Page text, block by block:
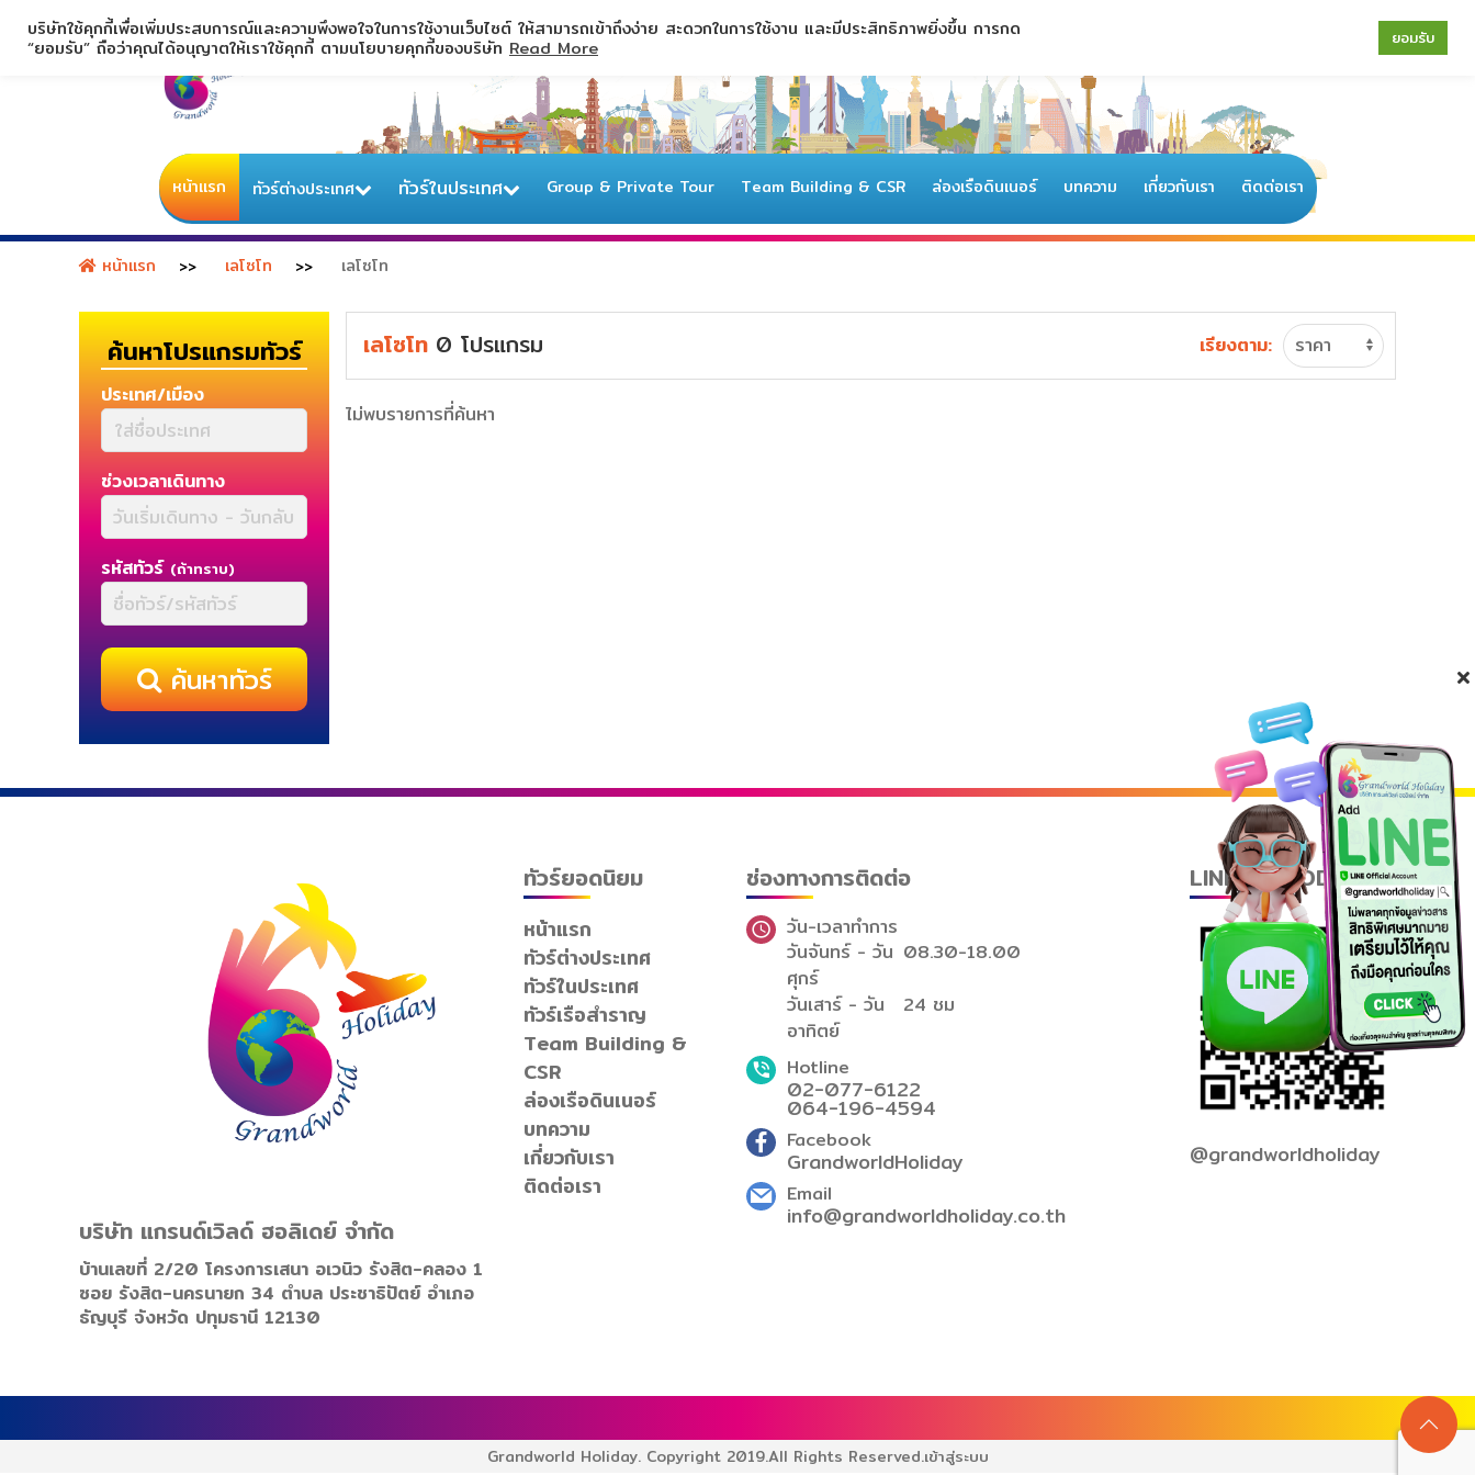
หน้าแรก ทัวร์ต่างประเทศ ทัวร์ในประเทศ Group & Private Tour Team Building & CSR ล่องเรือดินเนอร์ บทความ เกี่ยวกับเรา ติดต่อเรา
หน้าแรก เลโซโท เลโซโท
ค้นหาโปรแกรมทัวร์
ประเทศ/เมือง
ช่วงเวลาเดินทาง
รหัสทัวร์ (ถ้าทราบ)
ค้นหาทัวร์
เลโซโท 0 โปรแกรม เรียงตาม:
ไม่พบรายการที่ค้นหา
บริษัทใช้คุกกี้เพื่อเพิ่มประสบการณ์และความพึงพอใจในการใช้งานเว็บไซต์ ให้สามารถเข้าถึงง่าย สะดวกในการใช้งาน และมีประสิทธิภาพยิ่งขึ้น การกด
“ยอมรับ” ถือว่าคุณได้อนุญาตให้เราใช้คุกกี้ ตามนโยบายคุกกี้ของบริษัท Read More ยอมรับ
บริษัท แกรนด์เวิลด์ ฮอลิเดย์ จำกัด
บ้านเลขที่ 2/20 โครงการเสนา อเวนิว รังสิต-คลอง 1
ซอย รังสิต-นครนายก 34 ตำบล ประชาธิปัตย์ อำเภอ
ธัญบุรี จังหวัด ปทุมธานี 12130
ทัวร์ยอดนิยม
หน้าแรก
ทัวร์ต่างประเทศ
ทัวร์ในประเทศ
ทัวร์เรือสำราญ
Team Building &
CSR
ล่องเรือดินเนอร์
บทความ
เกี่ยวกับเรา
ติดต่อเรา
ช่องทางการติดต่อ
วัน-เวลาทำการ
วันจันทร์ - วัน
ศุกร์
08.30-18.00
วันเสาร์ - วัน
อาทิตย์
24 ชม
Hotline
02-077-6122
064-196-4594
Facebook
GrandworldHoliday
Email
info@grandworldholiday.co.th
LINE QR CODE
@grandworldholiday
Grandworld Holiday. Copyright 2019.All Rights Reserved.เข้าสู่ระบบ